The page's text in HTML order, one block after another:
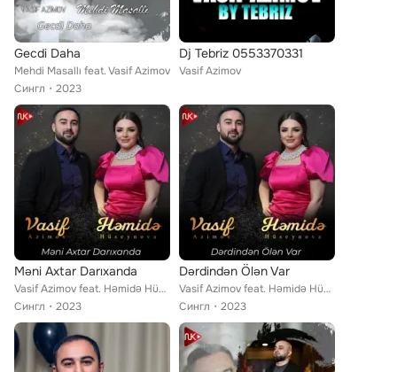
Gecdi Daha
Mehdi Masallı feat. Vasif Azimov
Сингл
2023
Dj Tebriz 0553370331
Vasif Azimov
Məni Axtar Darıxanda
Vasif Azimov feat. Həmidə Hüseynova
Сингл
2023
Dərdindən Ölən Var
Vasif Azimov feat. Həmidə Hüseynova
Сингл
2023